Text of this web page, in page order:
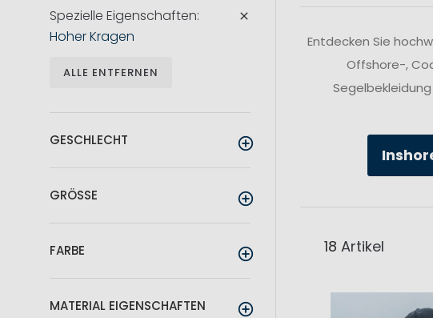
Entdecken Sie
Offshore-,
18 Artikel
Spezielle Eigenschaften
Hoher Kragen
ALLE ENTFERNEN
GESCHLECHT
GRÖSSE
FARBE
MATERIAL EIGENSCHAFTEN